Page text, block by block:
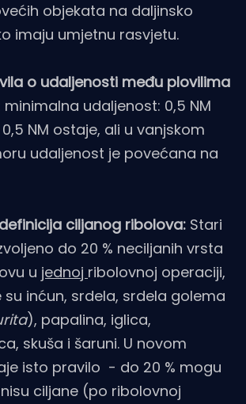
objekata na daljinsko
imaju umjetnu rasvjetu.
o udaljenosti među plovilima
minimalna udaljenost: 0,5 NM
NM ostaje, ali u vanjskom
udaljenost je povećana na
ciljanog ribolova: Stari
do 20 % neciljanih vrsta
u jednoj ribolovnoj operaciji,
inćun, srdela, srdela golema
), papalina, iglica,
skuša i šaruni. U novom
isto pravilo - do 20 % mogu
ciljane (po ribolovnoj